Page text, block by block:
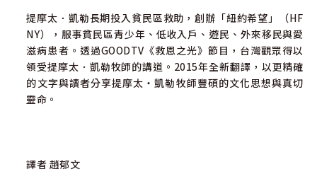
前台北真理堂主任牧師楊寧亞 ：「這本書像是一盞探照燈，
穿透後現代主義的濃霧，把基督教信仰的內涵照得清清楚
楚、條分縷析，讓疑惑的人恍然大悟，豁然明白『不要迷
信，也不要迷不信』。」
基督徒 YouTuber 迺哥 ：不論你是基督徒還是非基督徒，都
《紐約時報》 ：「與其他都會大教會不同的，救贖者教會非
提摩太．凱勒長期投入貧民區救助，創辦「紐約希望」（HF
NY），服事貧民區青少年、低收入戶、遊民、外來移民與愛
滋病患者。透過GOODTV《救恩之光》節目，台灣觀眾得以
領受提摩太．凱勒牧師的講道。2015年全新翻譯，以更精確
的文字與讀者分享提摩太‧凱勒牧師豐碩的文化思想與真切
靈命。
譯者 趙郁文